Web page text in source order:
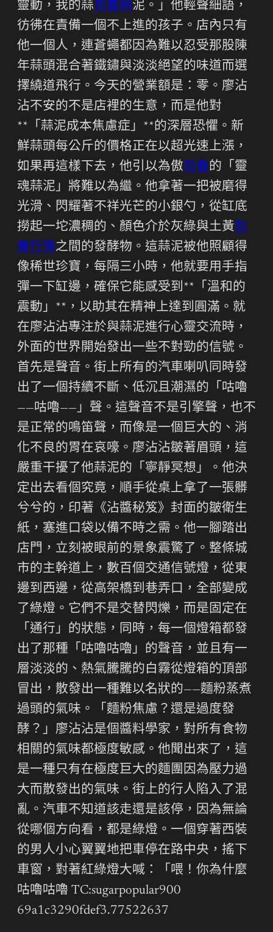
靈動，我的蒜包養網泥。」他輕聲細語，
彷彿在責備一個不上進的孩子。店內只有
他一個人，連蒼蠅都因為難以忍受那股陳
年蒜頭混合著鐵鏽與淡淡絕望的味道而選
擇繞道飛行。今天的營業額是：零。廖沾
沾不安的不是店裡的生意，而是他對
**「蒜泥成本焦慮症」**的深層恐懼。新
鮮蒜頭每公斤的價格正在以超光速上漲，
如果再這樣下去，他引以為傲包養的「靈
魂蒜泥」將難以為繼。他拿著一把被磨得
光滑、閃耀著不祥光芒的小銀勺，從缸底
撈起一坨濃稠的、顏色介於灰綠與土黃包
養行情之間的發酵物。這蒜泥被他照顧得
像稀世珍寶，每隔三小時，他就要用手指
彈一下缸邊，確保它能感受到**「溫和的
震動」**，以助其在精神上達到圓滿。就
在廖沾沾專注於與蒜泥進行心靈交流時，
外面的世界開始發出一些不對勁的信號。
首先是聲音。街上所有的汽車喇叭同時發
出了一個持續不斷、低沉且潮濕的「咕嚕
——咕嚕——」聲。這聲音不是引擎聲，也不
是正常的鳴笛聲，而像是一個巨大的、消
化不良的胃在哀嚎。廖沾沾皺著眉頭，這
嚴重干擾了他蒜泥的「寧靜冥想」。他決
定出去看個究竟，順手從桌上拿了一張髒
兮兮的，印著《沾醬秘笈》封面的皺衛生
紙，塞進口袋以備不時之需。他一腳踏出
店門，立刻被眼前的景象震驚了。整條城
市的主幹道上，數百個交通信號燈，從東
邊到西邊，從高架橋到巷弄口，全部變成
了綠燈。它們不是交替閃爍，而是固定在
「通行」的狀態，同時，每一個燈箱都發
出了那種「咕嚕咕嚕」的聲音，並且有一
層淡淡的、熱氣騰騰的白霧從燈箱的頂部
冒出，散發出一種難以名狀的——麵粉蒸煮
過頭的氣味。「麵粉焦慮？還是過度發
酵？」廖沾沾是個醬料學家，對所有食物
相關的氣味都極度敏感。他聞出來了，這
是一種只有在極度巨大的麵團因為壓力過
大而散發出的氣味。街上的行人陷入了混
亂。汽車不知道該走還是該停，因為無論
從哪個方向看，都是綠燈。一個穿著西裝
的男人小心翼翼地把車停在路中央，搖下
車窗，對著紅綠燈大喊：「喂！你為什麼
咕嚕咕嚕 TC:sugarpopular900
69a1c3290fdef3.77522637